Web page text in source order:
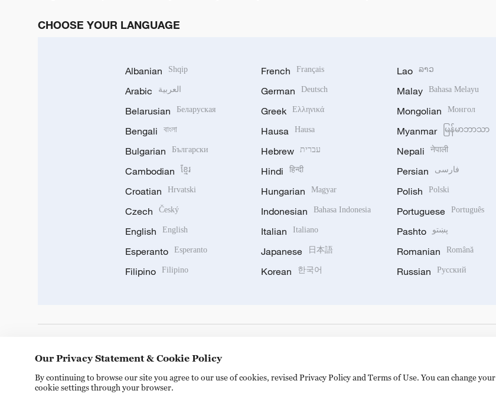
CHOOSE YOUR LANGUAGE
Albanian Shqip
Arabic العربية
Belarusian Беларуская
Bengali বাংলা
Bulgarian Български
Cambodian ខ្មែរ
Croatian Hrvatski
Czech Český
English English
Esperanto Esperanto
Filipino Filipino
French Français
German Deutsch
Greek Ελληνικά
Hausa Hausa
Hebrew עברית
Hindi हिन्दी
Hungarian Magyar
Indonesian Bahasa Indonesia
Italian Italiano
Japanese 日本語
Korean 한국어
Lao ລາວ
Malay Bahasa Melayu
Mongolian Монгол
Myanmar မြန်မာဘာသာ
Nepali नेपाली
Persian فارسی
Polish Polski
Portuguese Português
Pashto پښتو
Romanian Română
Russian Русский
Our Privacy Statement & Cookie Policy
By continuing to browse our site you agree to our use of cookies, revised Privacy Policy and Terms of Use. You can change your
cookie settings through your browser.